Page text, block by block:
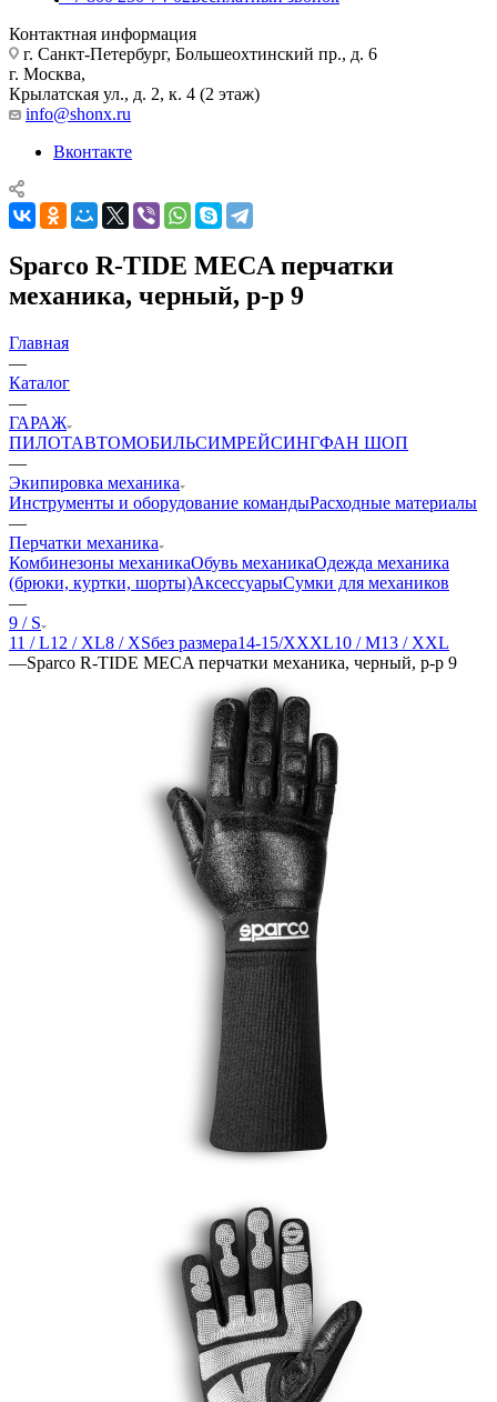
Контактная информация
г. Санкт-Петербург, Большеохтинский пр., д. 6
г. Москва,
Крылатская ул., д. 2, к. 4 (2 этаж)
info@shonx.ru
Вконтакте
Sparco R-TIDE MECA перчатки
механика, черный, р-р 9
Главная
—
Каталог
—
ГАРАЖ
ПИЛОТАВТОМОБИЛЬСИМРЕЙСИНГФАН ШОП
—
Экипировка механика
Инструменты и оборудование командыРасходные материалы
—
Перчатки механика
Комбинезоны механикаОбувь механикаОдежда механика
(брюки, куртки, шорты)АксессуарыСумки для механиков
—
9 / S
11 / L12 / XL8 / XSбез размера14-15/XXXL10 / M13 / XXL
—Sparco R-TIDE MECA перчатки механика, черный, р-р 9